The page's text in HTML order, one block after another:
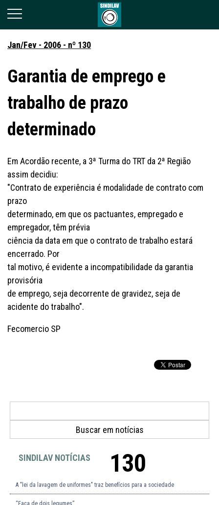
Jan/Fev - 2006 - nº 130
Garantia de emprego e
trabalho de prazo
determinado
Em Acordão recente, a 3ª Turma do TRT da 2ª Região
assim decidiu:
"Contrato de experiência é modalidade de contrato com
prazo
determinado, em que os pactuantes, empregado e
empregador, têm prévia
ciência da data em que o contrato de trabalho estará
encerrado. Por
tal motivo, é evidente a incompatibilidade da garantia
provisória
de emprego, seja decorrente de gravidez, seja de
acidente do trabalho".
Fecomercio SP
SINDILAV NOTÍCIAS 130
A "lei da lavagem de uniformes" traz benefícios para a sociedade
“Faca de dois legumes”